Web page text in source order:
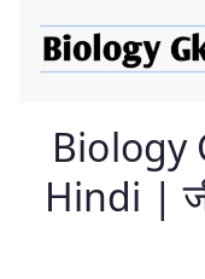
Biology
Hindi |